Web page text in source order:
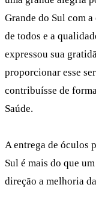
Grande do Sul com
de todos e a
expressou sua
proporcionar esse
contribuísse de
Saúde.
A entrega de óculos
Sul é mais do que
direção a melhoria